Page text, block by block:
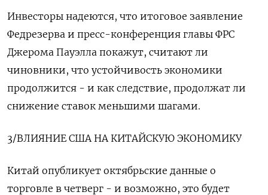
Инвесторы надеются, что итоговое заявление
Федрезерва и пресс-конференция главы ФРС
Джерома Пауэлла покажут, считают ли
чиновники, что устойчивость экономики
продолжится - и как следствие, продолжат ли
снижение ставок меньшими шагами.
3/ВЛИЯНИЕ США НА КИТАЙСКУЮ ЭКОНОМИКУ
Китай опубликует октябрьские данные о
торговле в четверг - и возможно, это будет